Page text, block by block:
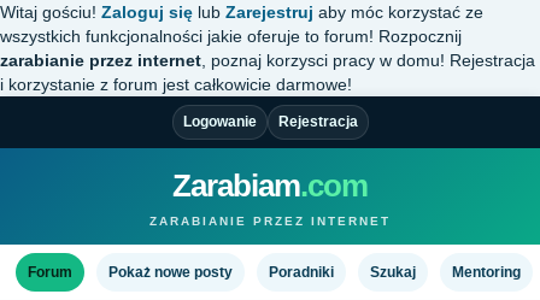
Witaj gościu! Zaloguj się lub Zarejestruj aby móc korzystać ze
wszystkich funkcjonalności jakie oferuje to forum! Rozpocznij
zarabianie przez internet , poznaj korzysci pracy w domu! Rejestracja
i korzystanie z forum jest całkowicie darmowe!
Logowanie Rejestracja
Zarabiam.com
ZARABIANIE PRZEZ INTERNET
Forum Pokaż nowe posty Poradniki Szukaj Mentoring